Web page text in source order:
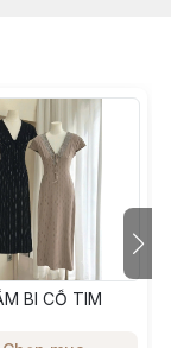
tinh thần sản
đo thực tế để
có độ chênh
thật do H2
giống 99% so
màu tuỳ thuộc
điện thoại khách
BI CỔ TIM